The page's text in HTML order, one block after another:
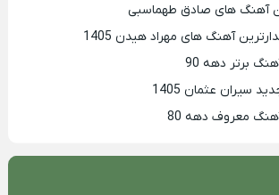
آهنگ های صادق طهماسبی
آهنگ های مهراد هیدن 1405
سیران عثمان 1405